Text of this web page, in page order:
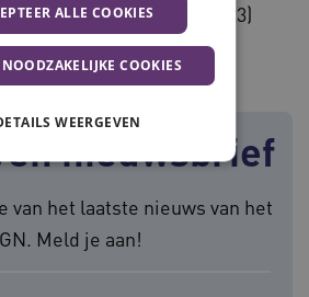
Spaarne Gasthuis (2023)
nieuwsbrief
van het laatste nieuws van het
Meld je aan!
ALLE COOKIES
COOKIES
WEERGEVEN
cookies
Analytische cookies
Marketing cookies